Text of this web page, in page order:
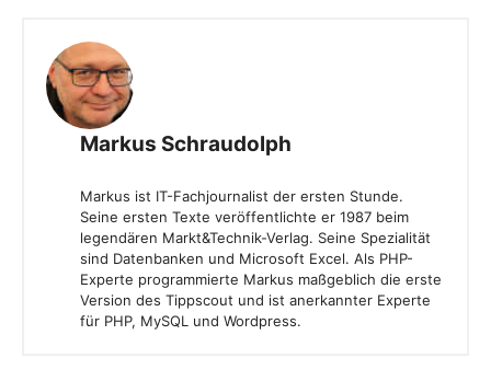
Markus Schraudolph
Markus ist IT-Fachjournalist der ersten Stunde.
Seine ersten Texte veröffentlichte er 1987 beim
legendären Markt&Technik-Verlag. Seine Spezialität
sind Datenbanken und Microsoft Excel. Als PHP-
Experte programmierte Markus maßgeblich die erste
Version des Tippscout und ist anerkannter Experte
für PHP, MySQL und Wordpress.